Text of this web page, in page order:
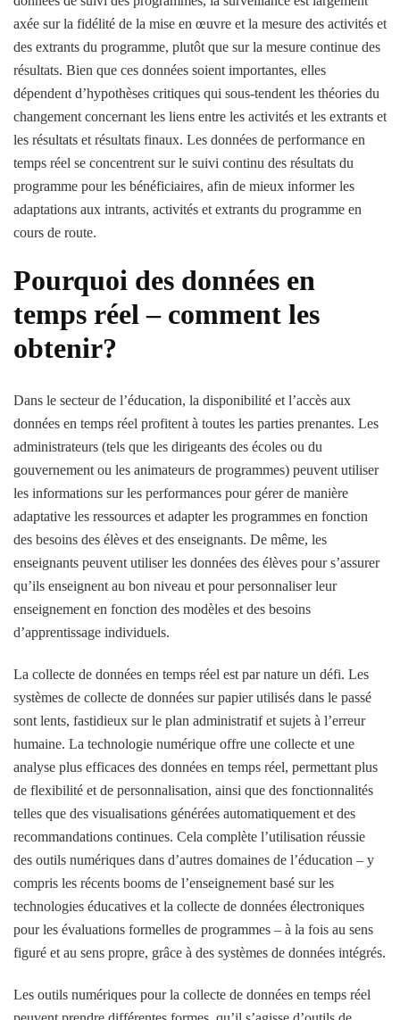
axée sur la fidélité de la mise en œuvre et la mesure des activités et
des extrants du programme, plutôt que sur la mesure continue des
résultats. Bien que ces données soient importantes, elles
dépendent d’hypothèses critiques qui sous-tendent les théories du
changement concernant les liens entre les activités et les extrants et
les résultats et résultats finaux. Les données de performance en
temps réel se concentrent sur le suivi continu des résultats du
programme pour les bénéficiaires, afin de mieux informer les
adaptations aux intrants, activités et extrants du programme en
cours de route.
Pourquoi des données en
temps réel – comment les
obtenir?
Dans le secteur de l’éducation, la disponibilité et l’accès aux
données en temps réel profitent à toutes les parties prenantes. Les
administrateurs (tels que les dirigeants des écoles ou du
gouvernement ou les animateurs de programmes) peuvent utiliser
les informations sur les performances pour gérer de manière
adaptative les ressources et adapter les programmes en fonction
des besoins des élèves et des enseignants. De même, les
enseignants peuvent utiliser les données des élèves pour s’assurer
qu’ils enseignent au bon niveau et pour personnaliser leur
enseignement en fonction des modèles et des besoins
d’apprentissage individuels.
La collecte de données en temps réel est par nature un défi. Les
systèmes de collecte de données sur papier utilisés dans le passé
sont lents, fastidieux sur le plan administratif et sujets à l’erreur
humaine. La technologie numérique offre une collecte et une
analyse plus efficaces des données en temps réel, permettant plus
de flexibilité et de personnalisation, ainsi que des fonctionnalités
telles que des visualisations générées automatiquement et des
recommandations continues. Cela complète l’utilisation réussie
des outils numériques dans d’autres domaines de l’éducation – y
compris les récents booms de l’enseignement basé sur les
technologies éducatives et la collecte de données électroniques
pour les évaluations formelles de programmes – à la fois au sens
figuré et au sens propre, grâce à des systèmes de données intégrés.
Les outils numériques pour la collecte de données en temps réel